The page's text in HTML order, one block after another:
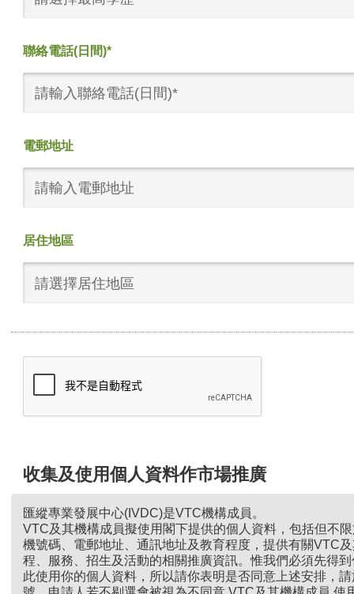
聯絡電話(日間)*
電郵地址
居住地區
請選擇居住地區
收集及使用個人資料作市場推廣
匯縱專業發展中心(IVDC)是VTC機構成員。
VTC及其機構成員擬使用閣下提供的個人資料，包括但不
機號碼、電郵地址、通訊地址及教育程度，提供有關VTC
程、服務、招生及活動的相關推廣資訊。惟我們必須先得
此使用你的個人資料，所以請你表明是否同意上述安排，